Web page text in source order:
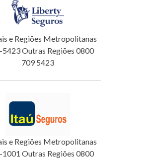
e Regiões Metropolitanas
Outras Regiões 0800
709 5423
e Regiões Metropolitanas
Outras Regiões 0800